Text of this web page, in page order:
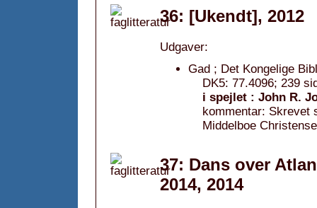
36: [Ukendt], 2012
Udgaver:
Gad ; Det Kongelige
DK5: 77.4096; 239
i spejlet : John R.
kommentar: Skrevet
Middelboe
37: Dans over
2014, 2014